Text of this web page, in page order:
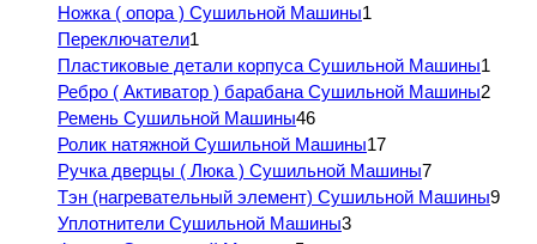
Ножка ( опора ) Сушильной Машины1
Переключатели1
Пластиковые детали корпуса Сушильной Машины1
Ребро ( Активатор ) барабана Сушильной Машины2
Ремень Сушильной Машины46
Ролик натяжной Сушильной Машины17
Ручка дверцы ( Люка ) Сушильной Машины7
Тэн (нагревательный элемент) Сушильной Машины9
Уплотнители Сушильной Машины3